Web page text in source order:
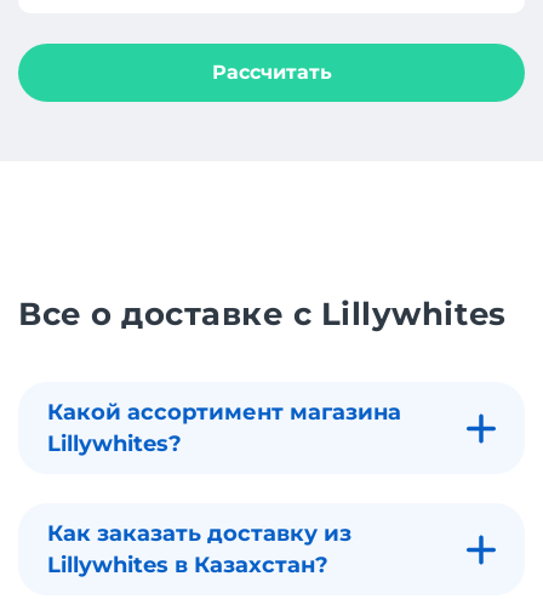
Рассчитать
Все о доставке с Lillywhites
Какой ассортимент магазина
Lillywhites?
Как заказать доставку из
Lillywhites в Казахстан?